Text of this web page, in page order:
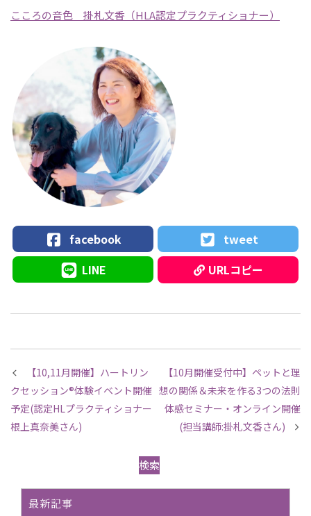
こころの音色 掛札文香（HLA認定プラクティショナー）
facebook
tweet
LINE
URLコピー
【10,11月開催】ハートリン
クセッション®︎体験イベント開催
予定(認定HLプラクティショナー
根上真奈美さん)
【10月開催受付中】ペットと理
想の関係＆未来を作る3つの法則
体感セミナー・オンライン開催
(担当講師:掛札文香さん)
検索
最新記事